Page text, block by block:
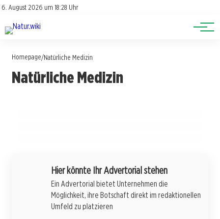
6. August 2026 um 18:28 Uhr
Account
Lexikon
Themen
Homepage/Natürliche Medizin
Natürliche Medizin
14. April 2026
Hohen Puls senken: 10 effektive Hausmittel
11. April 2026
Naturheilkunde im Aufwind: Neue
Erkenntnisse und ihre Chancen für die
18. Februar 2026
Hier könnte Ihr Advertorial stehen
Ein Advertorial bietet Unternehmen die
Möglichkeit, ihre Botschaft direkt im redaktionellen
Umfeld zu platzieren